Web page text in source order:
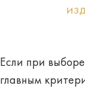
Если при
главным